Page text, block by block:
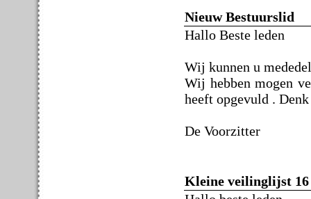
Nieuw Bestuurslid
Hallo Beste leden
Wij kunnen u
Wij hebben mogen
heeft opgevuld .
De Voorzitter
Kleine veilinglijst